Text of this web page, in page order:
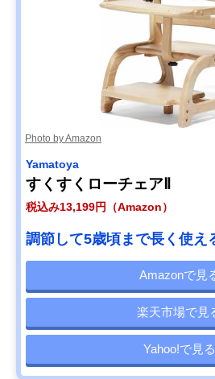
Photo by Amazon
Yamatoya
すくすくローチェアⅡ
税込み13,199円（Amazon）
調節して5歳頃まで長く使え
Amazonで見
楽天市場で見
Yahoo!で見る